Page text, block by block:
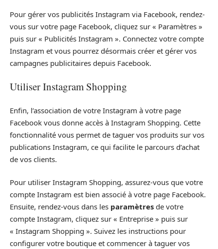
Pour gérer vos publicités Instagram via Facebook, rendez-
vous sur votre page Facebook, cliquez sur « Paramètres »
puis sur « Publicités Instagram ». Connectez votre compte
Instagram et vous pourrez désormais créer et gérer vos
campagnes publicitaires depuis Facebook.
Utiliser Instagram Shopping
Enfin, l’association de votre Instagram à votre page
Facebook vous donne accès à Instagram Shopping. Cette
fonctionnalité vous permet de taguer vos produits sur vos
publications Instagram, ce qui facilite le parcours d’achat
de vos clients.
Pour utiliser Instagram Shopping, assurez-vous que votre
compte Instagram est bien associé à votre page Facebook.
Ensuite, rendez-vous dans les paramètres de votre
compte Instagram, cliquez sur « Entreprise » puis sur
« Instagram Shopping ». Suivez les instructions pour
configurer votre boutique et commencer à taguer vos